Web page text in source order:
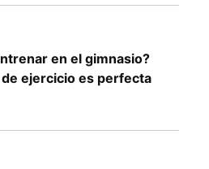
en el gimnasio?
ejercicio es perfecta